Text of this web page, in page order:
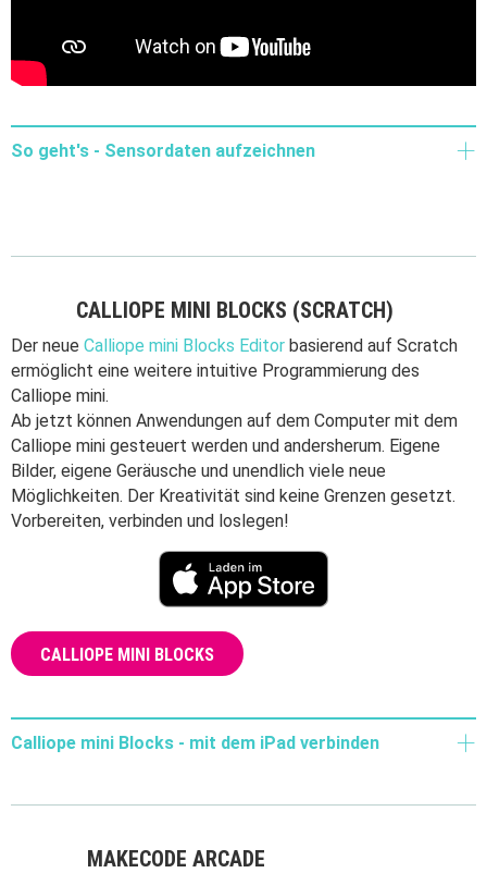
So geht's - Sensordaten aufzeichnen
CALLIOPE MINI BLOCKS (SCRATCH)
Der neue Calliope mini Blocks Editor basierend auf Scratch
ermöglicht eine weitere intuitive Programmierung des
Calliope mini.
Ab jetzt können Anwendungen auf dem Computer mit dem
Calliope mini gesteuert werden und andersherum. Eigene
Bilder, eigene Geräusche und unendlich viele neue
Möglichkeiten. Der Kreativität sind keine Grenzen gesetzt.
Vorbereiten, verbinden und loslegen!
CALLIOPE MINI BLOCKS
Calliope mini Blocks - mit dem iPad verbinden
MAKECODE ARCADE